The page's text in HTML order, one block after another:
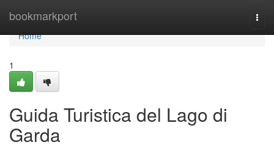
bookmarkport
Home
Home
1
Guida Turistica del Lago di
Garda